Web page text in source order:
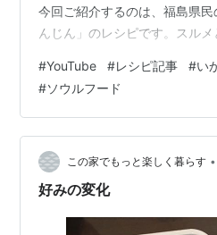
今回ご紹介するのは、福島県
んじん」のレシピです。スル
ずだけでなく、お酒のお供やお
福島の人がソウルフードにする
す。お正月を控えたこの時期
けば、おせちやご馳走の副菜
と思いますよ。 材料 にんじん
100㏄みりん 大さ…
#YouTube #レシピ記事 #い
#ソウルフード
この家でもっと楽しく暮らす •
好みの変化